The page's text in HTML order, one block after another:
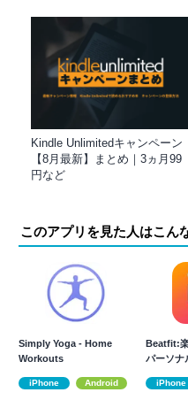
Kindle Unlimitedキャンペーン
【8月最新】まとめ｜3ヵ月99
円など
このアプリを見た人はこん
Simply Yoga - Home
Workouts
iPhone Android
Beatfit:
パーソナ
iPhone